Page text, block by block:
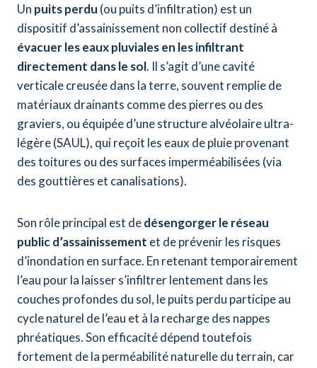
Un puits perdu (ou puits d’infiltration) est un
dispositif d’assainissement non collectif destiné à
évacuer les eaux pluviales en les infiltrant
directement dans le sol. Il s’agit d’une cavité
verticale creusée dans la terre, souvent remplie de
matériaux drainants comme des pierres ou des
graviers, ou équipée d’une structure alvéolaire ultra-
légère (SAUL), qui reçoit les eaux de pluie provenant
des toitures ou des surfaces imperméabilisées (via
des gouttières et canalisations).
Son rôle principal est dedésengorger le réseau
public d’assainissement et de prévenir les risques
d’inondation en surface. En retenant temporairement
l’eau pour la laisser s’infiltrer lentement dans les
couches profondes du sol, le puits perdu participe au
cycle naturel de l’eau et à la recharge des nappes
phréatiques. Son efficacité dépend toutefois
fortement de la perméabilité naturelle du terrain, car